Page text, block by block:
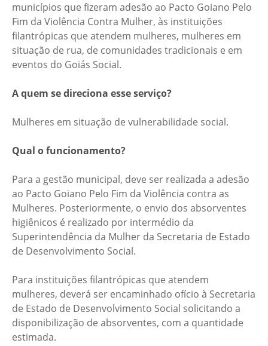
municípios que fizeram adesão ao Pacto Goiano Pelo
Fim da Violência Contra Mulher, às instituições
filantrópicas que atendem mulheres, mulheres em
situação de rua, de comunidades tradicionais e em
eventos do Goiás Social.
A quem se direciona esse serviço?
Mulheres em situação de vulnerabilidade social.
Qual o funcionamento?
Para a gestão municipal, deve ser realizada a adesão
ao Pacto Goiano Pelo Fim da Violência contra as
Mulheres. Posteriormente, o envio dos absorventes
higiênicos é realizado por intermédio da
Superintendência da Mulher da Secretaria de Estado
de Desenvolvimento Social.
Para instituições filantrópicas que atendem
mulheres, deverá ser encaminhado ofício à Secretaria
de Estado de Desenvolvimento Social solicitando a
disponibilização de absorventes, com a quantidade
estimada.